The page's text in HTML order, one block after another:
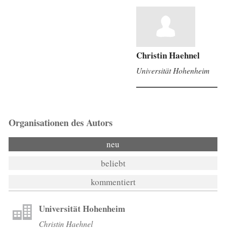
Christin Haehnel
Universität Hohenheim
Organisationen des Autors
neu
beliebt
kommentiert
Universität Hohenheim
Christin Haehnel